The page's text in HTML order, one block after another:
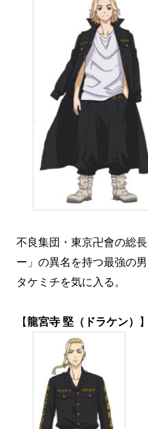
不良集団・東京卍會の総
ー」の異名を持つ最強の
タケミチを気に入る。
【龍宮寺 堅（ドラケン） 】